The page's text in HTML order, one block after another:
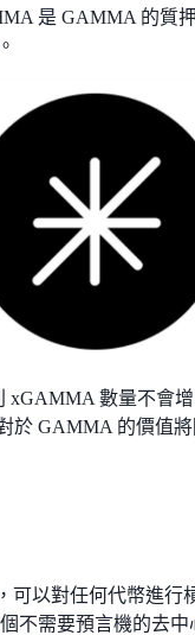
是 GAMMA 的質
xGAMMA 數量不會增
於 GAMMA 的價值
可以對任何代幣進行
不需要預言機的去中